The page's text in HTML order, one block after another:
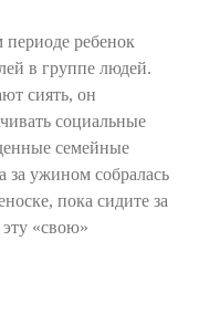
ребенок
в группе людей.
сиять, он
социальные
семейные
за ужином собралась
пока сидите за
«свою»